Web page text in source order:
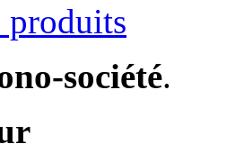
produits
société.